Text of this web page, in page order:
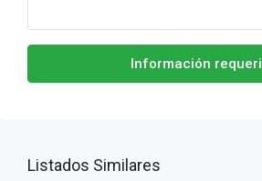
Información
Listados Similares